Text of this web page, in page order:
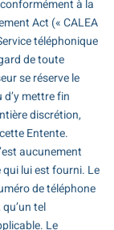
à la
Act (« CALEA
téléphonique
de toute
se réserve le
mettre fin
discrétion,
Entente.
aucunement
lui est fourni. Le
de téléphone
tel
Le